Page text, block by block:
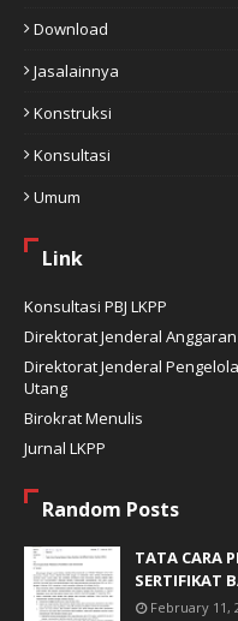
Download
Jasalainnya
Konstruksi
Konsultasi
Umum
Link
Konsultasi PBJ LKPP
Direktorat Jenderal Anggaran
Direktorat Jenderal
Utang
Birokrat Menulis
Jurnal LKPP
Random Posts
TATA CARA
SERTIFIKAT
February 11,